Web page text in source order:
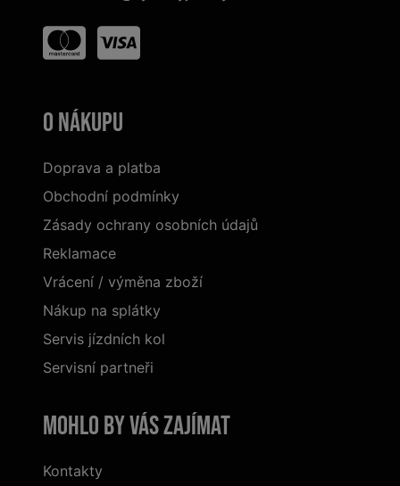
O nákupu
Doprava a platba
Obchodní podmínky
Zásady ochrany osobních údajů
Reklamace
Vrácení / výměna zboží
Nákup na splátky
Servis jízdních kol
Servisní partneři
Mohlo by vás zajímat
Kontakty